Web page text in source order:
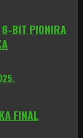
8-BIT PIONIRA
FINAL